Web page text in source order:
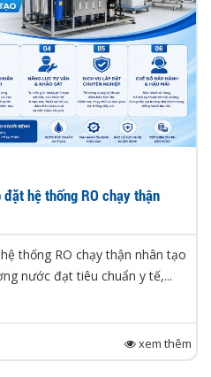
hệ thống RO chạy thận
thống RO chạy thận nhân tạo
nước đạt tiêu chuẩn y tế,...
xem thêm